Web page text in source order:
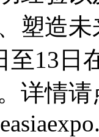
塑造
至13
详情请